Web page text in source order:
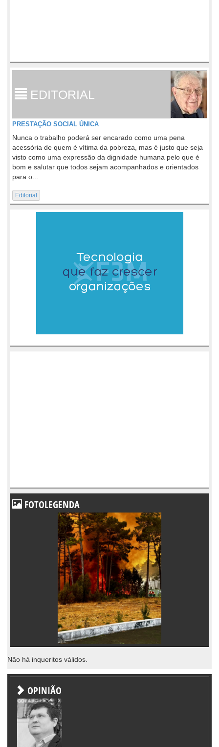
EDITORIAL
PRESTAÇÃO SOCIAL ÚNICA
Nunca o trabalho poderá ser encarado como uma pena
acessória de quem é vítima da pobreza, mas é justo que seja
visto como uma expressão da dignidade humana pelo que é
bom e salutar que todos sejam acompanhados e orientados
para o...
Editorial
FOTOLEGENDA
Não há inqueritos válidos.
OPINIÃO